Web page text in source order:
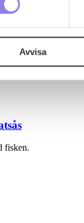
att besöka
och analysera
Avvisa
Vispa
fisken.